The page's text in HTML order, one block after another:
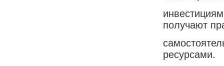
получают
ресурсами.